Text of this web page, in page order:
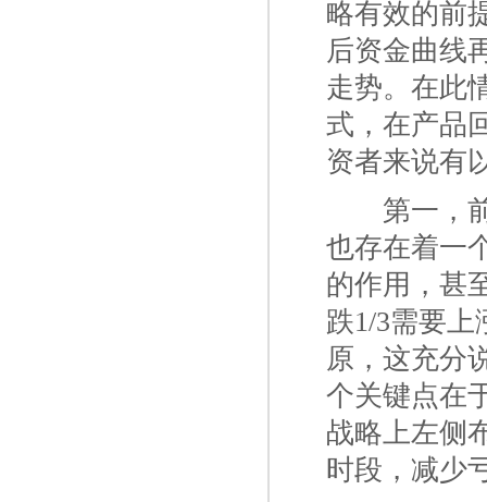
略有效的前
后资金曲线
走势。在此
式，在产品
资者来说有
第一，
也存在着一
的作用，甚
跌1/3需要上
原，这充分
个关键点在
战略上左侧
时段，减少